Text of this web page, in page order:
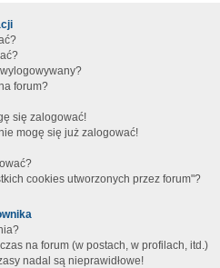
forum?
się zalogować!
mogę się już zalogować!
cookies utworzonych przez forum"?
na forum (w postach, w profilach, itd.)
nadal są nieprawidłowe!